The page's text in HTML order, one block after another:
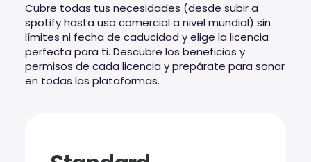
Cubre todas tus necesidades (desde subir a
spotify hasta uso comercial a nivel mundial) sin
límites ni fecha de caducidad y elige la licencia
perfecta para ti. Descubre los beneficios y
permisos de cada licencia y prepárate para sonar
en todas las plataformas.